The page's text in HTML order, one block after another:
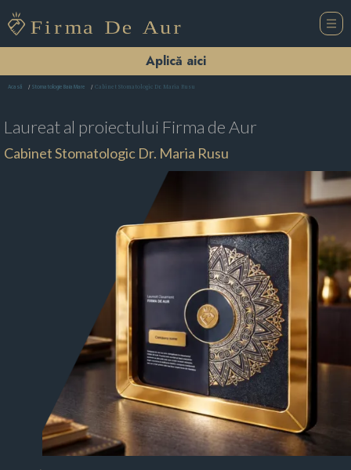
Aplică aici
Acasă Stomatologie Baia Mare Cabinet Stomatologic Dr. Maria Rusu
Laureat al proiectului Firma de Aur
Cabinet Stomatologic Dr. Maria Rusu